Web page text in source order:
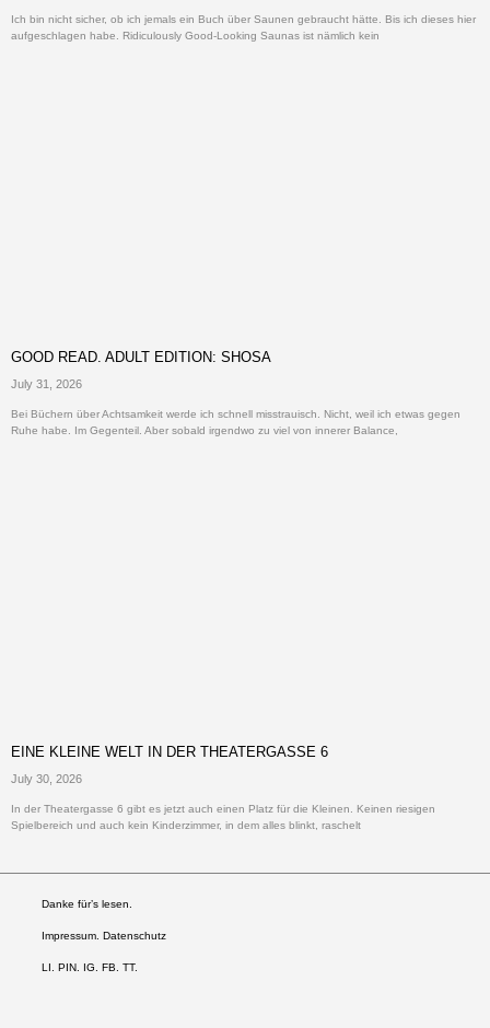
Ich bin nicht sicher, ob ich jemals ein Buch über Saunen gebraucht hätte. Bis ich dieses hier
aufgeschlagen habe. Ridiculously Good-Looking Saunas ist nämlich kein
GOOD READ. ADULT EDITION: SHOSA
July 31, 2026
Bei Büchern über Achtsamkeit werde ich schnell misstrauisch. Nicht, weil ich etwas gegen
Ruhe habe. Im Gegenteil. Aber sobald irgendwo zu viel von innerer Balance,
EINE KLEINE WELT IN DER THEATERGASSE 6
July 30, 2026
In der Theatergasse 6 gibt es jetzt auch einen Platz für die Kleinen. Keinen riesigen
Spielbereich und auch kein Kinderzimmer, in dem alles blinkt, raschelt
Danke für’s lesen.
Impressum. Datenschutz
LI. PIN. IG. FB. TT.